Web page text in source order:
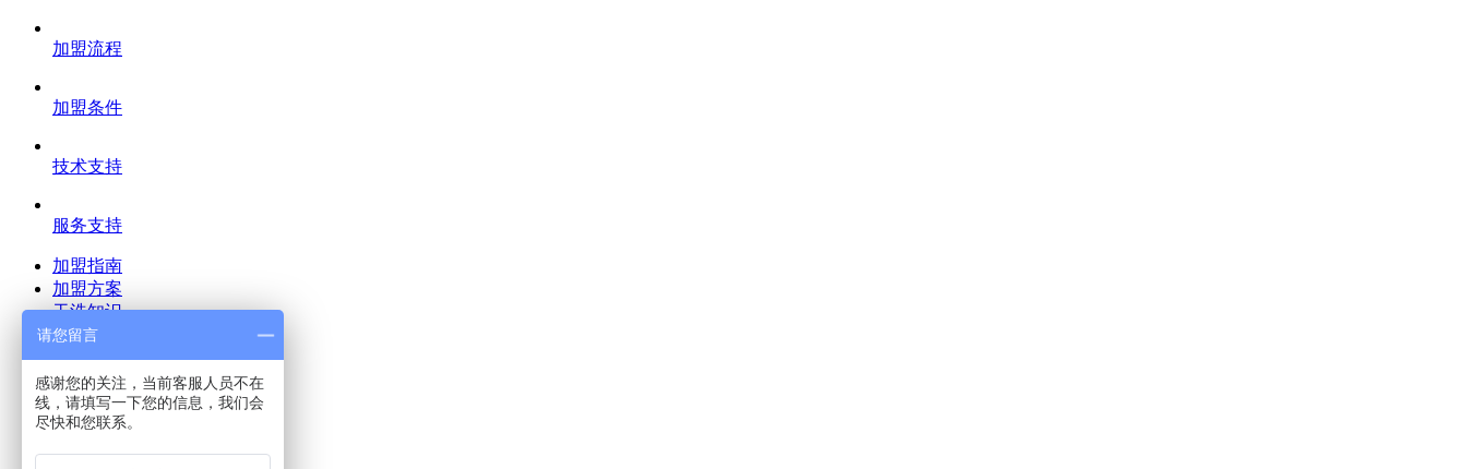
加盟流程
加盟条件
技术支持
服务支持
加盟指南
加盟方案
干洗知识
加盟合作
干洗店管理
干洗店设备
加盟案例
关于我们
请您留言
感谢您的关注，当前客服人员不在
线，请填写一下您的信息，我们会
尽快和您联系。